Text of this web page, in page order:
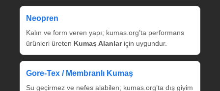
Neopren
Kalın ve form veren yapı; kumas.org’ta performans
ürünleri üreten Kumaş Alanlariçin uygundur.
Gore‑Tex / Membranlı Kumaş
Su geçirmez ve nefes alabilen; kumas.org’ta dış giyim